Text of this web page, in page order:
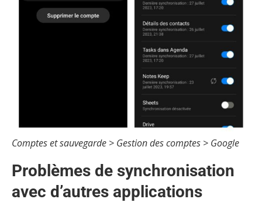
Comptes et sauvegarde > Gestion des comptes > Google
Problèmes de synchronisation
avec d’autres applications